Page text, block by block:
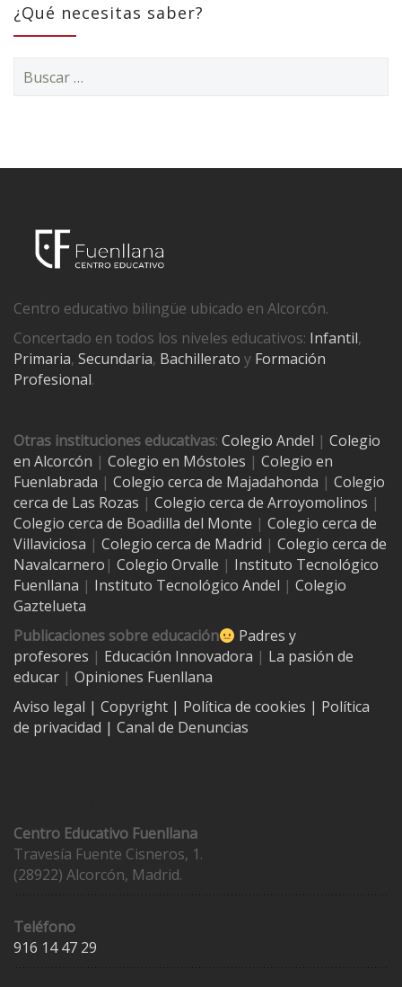
¿Qué necesitas saber?
Centro educativo bilingüe ubicado en Alcorcón.
Concertado en todos los niveles educativos: Infantil,
Primaria, Secundaria, Bachillerato y Formación
Profesional.
Otras instituciones educativas: Colegio Andel | Colegio
en Alcorcón | Colegio en Móstoles | Colegio en
Fuenlabrada | Colegio cerca de Majadahonda | Colegio
cerca de Las Rozas | Colegio cerca de Arroyomolinos |
Colegio cerca de Boadilla del Monte | Colegio cerca de
Villaviciosa | Colegio cerca de Madrid | Colegio cerca de
Navalcarnero | Colegio Orvalle | Instituto Tecnológico
Fuenllana | Instituto Tecnológico Andel | Colegio
Gaztelueta
Publicaciones sobre educación
Padres y
profesores | Educación Innovadora | La pasión de
educar | Opiniones Fuenllana
Aviso legal | Copyright | Política de cookies | Política
de privacidad | Canal de Denuncias
Centro Educativo Fuenllana
Travesía Fuente Cisneros, 1.
(28922) Alcorcón, Madrid.
Teléfono
916 14 47 29